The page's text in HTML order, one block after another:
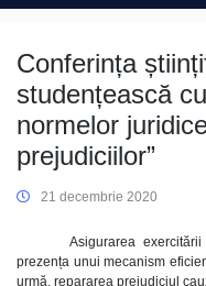
Conferința
studențească
normelor
prejudiciilor”
21 decembrie 2020
Asigurarea
prezența unui mecanism
urmă, repararea prejudiciul